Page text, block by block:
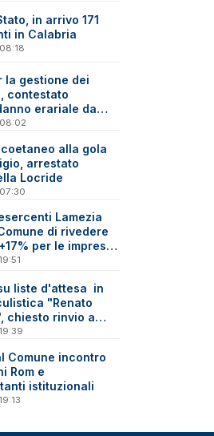
in arrivo 171
in Calabria
la gestione dei
contestato
erariale da
alla gola
arrestato
Locride
Lamezia
di rivedere
per le imprese
liste d'attesa in
"Renato
chiesto rinvio a
10 indagati
Comune incontro
Rom e
istituzionali